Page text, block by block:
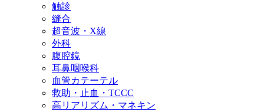
触診
縫合
超音波・X線
外科
腹腔鏡
耳鼻咽喉科
血管カテーテル
救助・止血・TCCC
高リアリズム・マネキン